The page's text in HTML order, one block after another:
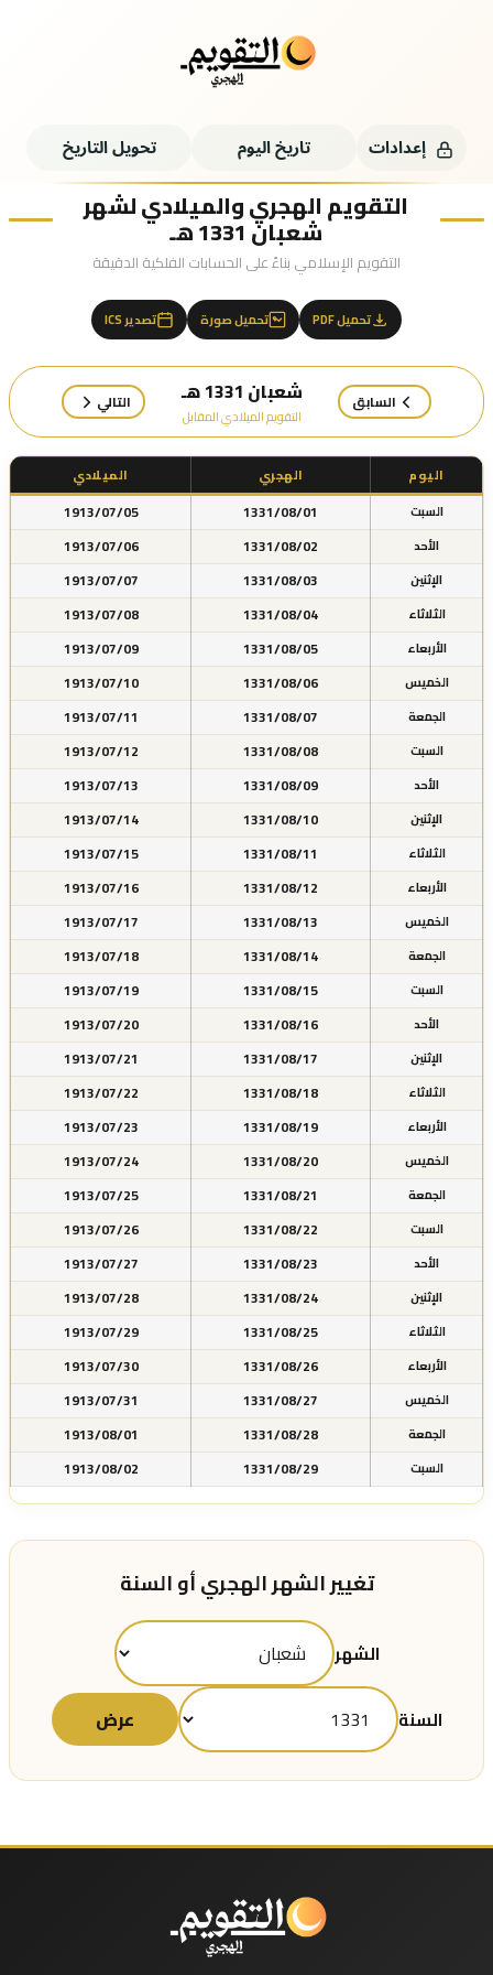
إعدادات تاريخ اليوم تحويل التاريخ
التقويم الهجري والميلادي لشهر
شعبان 1331 هـ
التقويم الإسلامي بناءً على الحسابات الفلكية الدقيقة
تحميل PDF تحميل صورة تصدير ICS
السابق شعبان 1331 هـ
التقويم الميلادي المقابل
التالي
اليوم الهجري
الميلادي
السبت
1331/08/01
1913/07/05
الأحد 1331/08/02
1913/07/06
الإثنين 1331/08/03
1913/07/07
الثلاثاء 1331/08/04
1913/07/08
الأربعاء 1331/08/05
1913/07/09
الخميس 1331/08/06
1913/07/10
الجمعة 1331/08/07
1913/07/11
السبت 1331/08/08
1913/07/12
الأحد 1331/08/09
1913/07/13
الإثنين 1331/08/10
1913/07/14
الثلاثاء 1331/08/11
1913/07/15
الأربعاء 1331/08/12
1913/07/16
الخميس 1331/08/13
1913/07/17
الجمعة 1331/08/14
1913/07/18
السبت 1331/08/15
1913/07/19
الأحد 1331/08/16
1913/07/20
الإثنين 1331/08/17
1913/07/21
الثلاثاء 1331/08/18
1913/07/22
الأربعاء 1331/08/19
1913/07/23
الخميس 1331/08/20
1913/07/24
الجمعة 1331/08/21
1913/07/25
السبت 1331/08/22
1913/07/26
الأحد 1331/08/23
1913/07/27
الإثنين 1331/08/24
1913/07/28
الثلاثاء 1331/08/25
1913/07/29
الأربعاء 1331/08/26
1913/07/30
الخميس 1331/08/27
1913/07/31
الجمعة 1331/08/28
1913/08/01
السبت 1331/08/29
1913/08/02
تغيير الشهر الهجري أو السنة
الشهر
السنة عرض